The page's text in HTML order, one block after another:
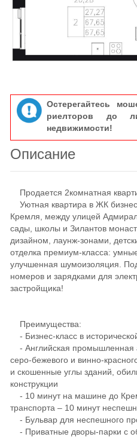
Остерегайтесь
риелторов до
недвижимости!
Описание
Продается 2комнатная
Уютная квартира в ЖК
Кремля, между улицей
сады, школы и Зилантов
дизайном, лаунж-зонами,
отделка премиум-класса:
улучшенная шумоизоляция.
номеров и зарядками для
застройщика!
Преимущества:
- Бизнес-класс в
- Английская промышленная
серо-бежевого и винно-
и скошенные углы зданий,
конструкции
- 10 минут на машине до
транспорта – 10 минут
- Бульвар для неспешного
- Приватные дворы-парки с